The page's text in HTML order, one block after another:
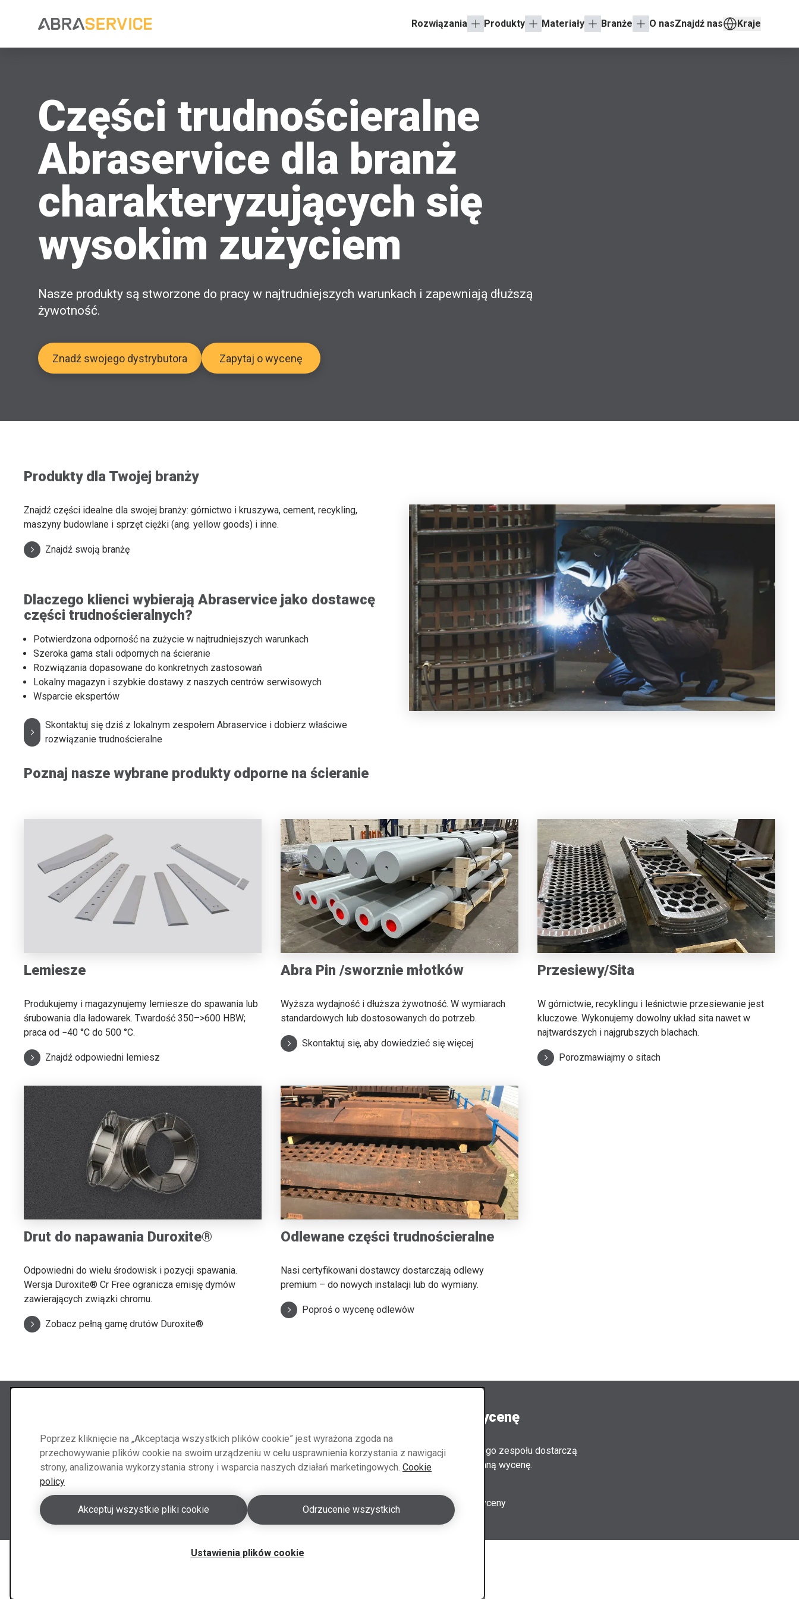
Rozwiązania Produkty Materiały Branże O nasZnajdź nas Kraje
Części trudnościeralne
Abraservice dla branż
charakteryzujących się
wysokim zużyciem
Nasze produkty są stworzone do pracy w najtrudniejszych warunkach i zapewniają dłuższą
żywotność.
Znadź swojego dystrybutora Zapytaj o wycenę
Produkty dla Twojej branży
Znajdź części idealne dla swojej branży: górnictwo i kruszywa, cement, recykling,
maszyny budowlane i sprzęt ciężki (ang. yellow goods) i inne.
Znajdź swoją branżę
Dlaczego klienci wybierają Abraservice jako dostawcę
części trudnościeralnych?
Potwierdzona odporność na zużycie w najtrudniejszych warunkach
Szeroka gama stali odpornych na ścieranie
Rozwiązania dopasowane do konkretnych zastosowań
Lokalny magazyn i szybkie dostawy z naszych centrów serwisowych
Wsparcie ekspertów
Skontaktuj się dziś z lokalnym zespołem Abraservice i dobierz właściwe
rozwiązanie trudnościeralne
Poznaj nasze wybrane produkty odporne na ścieranie
Lemiesze
Produkujemy i magazynujemy lemiesze do spawania lub
śrubowania dla ładowarek. Twardość 350–>600 HBW;
praca od −40 °C do 500 °C.
Znajdź odpowiedni lemiesz
Abra Pin /sworznie młotków
Wyższa wydajność i dłuższa żywotność. W wymiarach
standardowych lub dostosowanych do potrzeb.
Skontaktuj się, aby dowiedzieć się więcej
Przesiewy/Sita
W górnictwie, recyklingu i leśnictwie przesiewanie jest
kluczowe. Wykonujemy dowolny układ sita nawet w
najtwardszych i najgrubszych blachach.
Porozmawiajmy o sitach
Drut do napawania Duroxite®
Odpowiedni do wielu środowisk i pozycji spawania.
Wersja Duroxite® Cr Free ogranicza emisję dymów
zawierających związki chromu.
Zobacz pełną gamę drutów Duroxite®
Odlewane części trudnościeralne
Nasi certyfikowani dostawcy dostarczają odlewy
premium – do nowych instalacji lub do wymiany.
Poproś o wycenę odlewów
Abraservice
Kontakt Polska
Poproś o wycenę
Członkowie naszego zespołu dostarczą
Ci spersonalizowaną wycenę.
Formularz wyceny
Poprzez kliknięcie na „Akceptacja wszystkich plików cookie” jest wyrażona zgoda na
przechowywanie plików cookie na swoim urządzeniu w celu usprawnienia korzystania z nawigacji
strony, analizowania wykorzystania strony i wsparcia naszych działań marketingowych. Cookie
policy
Akceptuj wszystkie pliki cookie Odrzucenie wszystkich
Ustawienia plików cookie